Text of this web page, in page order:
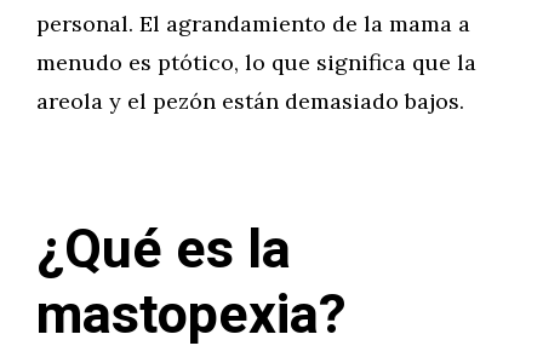
personal. El agrandamiento de la mama a
menudo es ptótico, lo que significa que la
areola y el pezón están demasiado bajos.
¿Qué es la
mastopexia?